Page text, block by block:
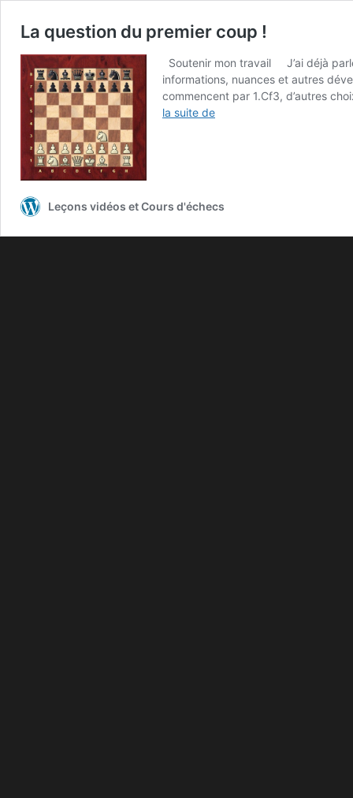
La question du premier coup !
Soutenir mon travail J’ai déjà
informations, nuances et autres
commencent par 1.Cf3, d’autres
la suite de
Leçons vidéos et Cours d'échecs